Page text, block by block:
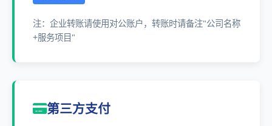
注：企业转账请使用对公账户，转账时请备注"公司名称
+服务项目"
第三方支付